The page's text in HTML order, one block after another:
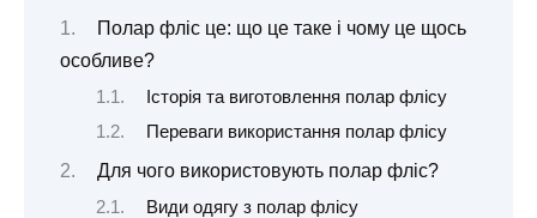
Полар фліс це: що це таке і чому це щось
особливе?
Історія та виготовлення полар флісу
Переваги використання полар флісу
Для чого використовують полар фліс?
Види одягу з полар флісу